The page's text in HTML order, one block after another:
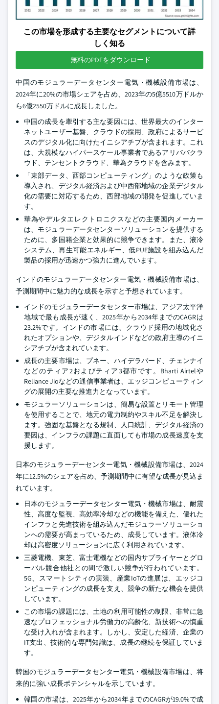
この市場を形成する主要なセグメントについて詳
しく知る
無料のPDFをダウンロード
中国のモジュラーデータセンター電気・機械設備市場は、
2024年に20%の市場シェアを占め、2023年の5億5510万ドルか
ら6億2550万ドルに成長しました。
中国の成長を牽引する主な要因には、世界最大のインター
ネットユーザー基盤、クラウドの採用、政府によるサービ
スのデジタル化に向けたイニシアチブが含まれます。これ
は、大規模なハイパースケール事業者であるアリババクラ
ウド、テンセントクラウド、華為クラウドを含みます。
「東部データ、西部コンピューティング」のような政策も
導入され、デジタル経済および中西部地域の企業デジタル
化の需要に対応するため、西部地域の開発を促進していま
す。
華為やデルタエレクトロニクスなどの主要国内メーカー
は、モジュラーデータセンターソリューションを提供する
ために、多国籍企業と効果的に競争できます。また、液冷
システム、再生可能エネルギー、低PUE施設を組み込んだ
製品の採用が迅速かつ強力に進んでいます。
インドのモジュラーデータセンター電気・機械設備市場は、
予測期間中に魅力的な成長を示すと予想されています。
インドのモジュラーデータセンター市場は、アジア太平洋
地域で最も成長が速く、2025年から2034年までのCAGRは
23.2%です。インドの市場には、クラウド採用の地域化さ
れたオプションや、デジタルインドなどの政府主導のイニ
シアチブが含まれています。
成長の主要市場は、プネー、ハイデラバード、チェンナイ
などのティア2およびティア3都市です。Bharti Airtelや
Reliance Jioなどの通信事業者は、エッジコンピューティン
グの展開の主要な推進力となっています。
モジュラーソリューションは、簡易な設置とリモート管理
を使用することで、地元の電力制約やスキル不足を解決し
ます。強固な基盤となる規制、人口統計、デジタル経済の
要因は、インフラの課題に直面しても市場の成長速度を支
援します。
日本のモジュラーデーセンター電気・機械設備市場は、2024
年に12.5%のシェアを占め、予測期間中に有望な成長が見込ま
れています。
日本のモジュラーデータセンター電気・機械市場は、耐震
性、高度な監視、高効率冷却などの機能を備えた、優れた
インフラと先進技術を組み込んだモジュラーソリューショ
ンへの需要が高まっているため、成長しています。液体冷
却は高密度ソリューションに広く利用されています。
三菱電機、東芝、富士電機などの国内サプライヤーとグロ
ーバル競合他社との間で激しい競争が行われています。
5G、スマートシティの実装、産業IoTの進展は、エッジコ
ンピューティングの成長を支え、競争の新たな機会を提供
しています。
この市場の課題には、土地の利用可能性の制限、非常に急
速なプロフェッショナル労働力の高齢化、新技術への慎重
な受け入れが含まれます。しかし、安定した経済、企業の
IT支出、技術的な専門知識は、成長の継続を保証していま
す。
韓国のモジュラーデータセンター電気・機械設備市場は、将
来的に強い成長ポテンシャルを示しています。
韓国の市場は、2025年から2034年までのCAGRが19.0%で成